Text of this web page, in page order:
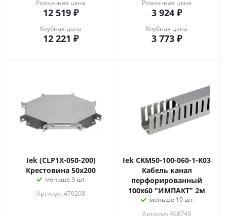
Розничная цена
12 519 ₽
Клубная цена
12 221 ₽
Розничная цена
3 924 ₽
Клубная цена
3 773 ₽
Iek (CLP1X-050-200)
Крестовина 50х200
меньше 3 шт.
Артикул: 470208
Iek CKM50-100-060-1-K03
Кабель канал
перфорированный
100х60 "ИМПАКТ" 2м
меньше 10 шт.
Артикул: 468749